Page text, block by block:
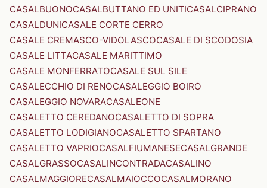
CASALBUONOCASALBUTTANO ED UNITICASALCIPRANO
CASALDUNICASALE CORTE CERRO
CASALE CREMASCO-VIDOLASCOCASALE DI SCODOSIA
CASALE LITTACASALE MARITTIMO
CASALE MONFERRATOCASALE SUL SILE
CASALECCHIO DI RENOCASALEGGIO BOIRO
CASALEGGIO NOVARACASALEONE
CASALETTO CEREDANOCASALETTO DI SOPRA
CASALETTO LODIGIANOCASALETTO SPARTANO
CASALETTO VAPRIOCASALFIUMANESECASALGRANDE
CASALGRASSOCASALINCONTRADACASALINO
CASALMAGGIORECASALMAIOCCOCASALMORANO